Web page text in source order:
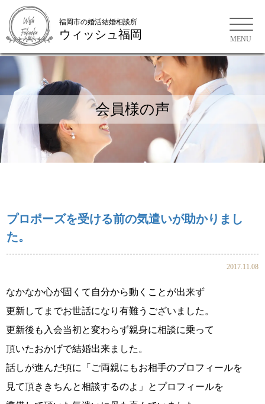
会員様の声
福岡市の婚活結婚相談所
ウィッシュ福岡
会員様の声
プロポーズを受ける前の気遣いが助かりまし
た。
2017.11.08
なかなか心が固くて自分から動くことが出来ず
更新してまでお世話になり有難うございました。
更新後も入会当初と変わらず親身に相談に乗って
頂いたおかげで結婚出来ました。
話しが進んだ頃に「ご両親にもお相手のプロフィールを
見て頂ききちんと相談するのよ」とプロフィールを